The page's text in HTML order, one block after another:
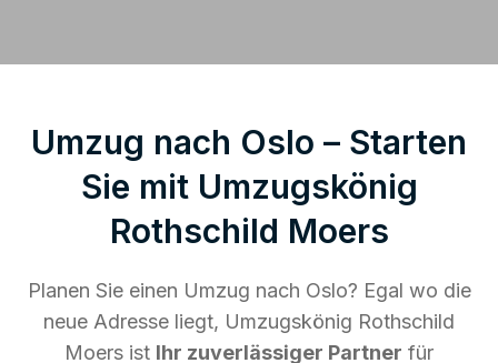
Umzug nach Oslo – Starten
Sie mit Umzugskönig
Rothschild Moers
Planen Sie einen Umzug nach Oslo? Egal wo die
neue Adresse liegt, Umzugskönig Rothschild
Moers ist Ihr zuverlässiger Partner für